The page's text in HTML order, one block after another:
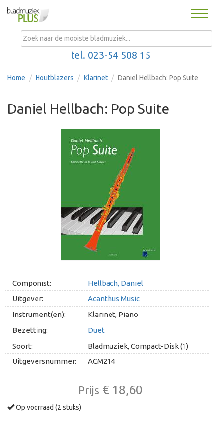
Toggle
tel. 023-54 508 15
MENU
Home Houtblazers Klarinet Daniel Hellbach: Pop Suite
Daniel Hellbach: Pop Suite
Componist:
Hellbach, Daniel
Uitgever:
Acanthus Music
Instrument(en):
Klarinet, Piano
Bezetting:
Duet
Soort:
Bladmuziek, Compact-Disk (1)
Uitgeversnummer:
ACM214
Prijs € 18,60
Op voorraad (2 stuks)